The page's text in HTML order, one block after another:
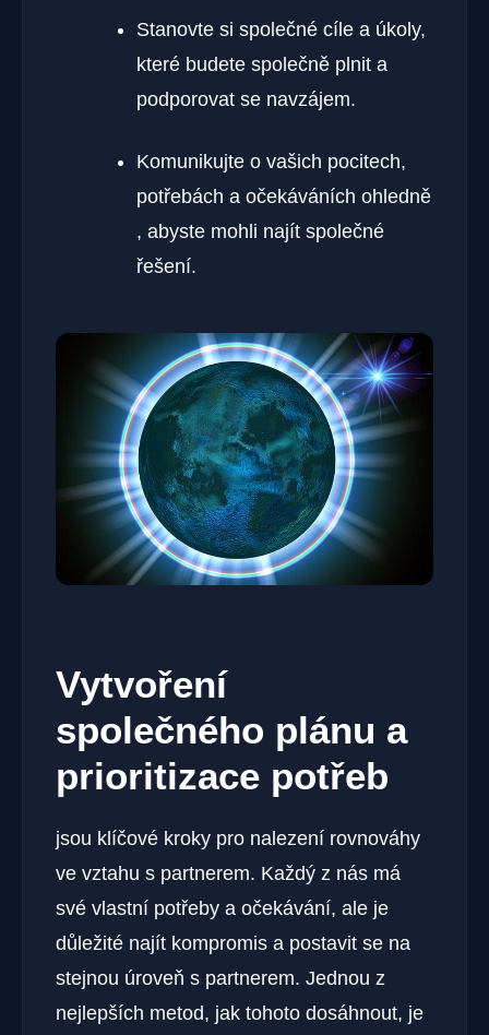
Stanovte ‌si společné cíle a úkoly,
které budete společně plnit a
podporovat se navzájem.
Komunikujte o vašich pocitech,
potřebách a očekáváních ohledně
, ⁢abyste mohli najít společné
řešení.
Vytvoření
společného plánu a
prioritizace potřeb
jsou klíčové kroky pro ‍nalezení rovnováhy
ve vztahu s partnerem. Každý z nás má
své vlastní potřeby a očekávání, ale je
důležité najít kompromis a postavit se na
stejnou úroveň s partnerem. Jednou z
nejlepších metod, jak tohoto dosáhnout, je